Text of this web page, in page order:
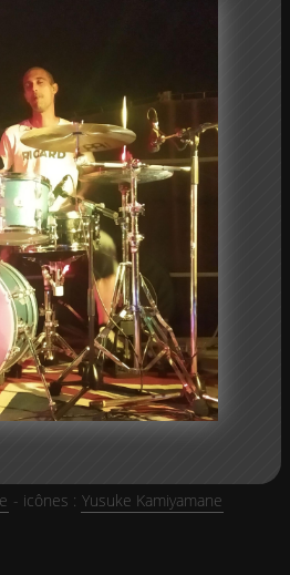
- icônes : Yusuke Kamiyamane